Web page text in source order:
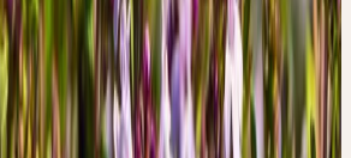
TRADITIONNELLE